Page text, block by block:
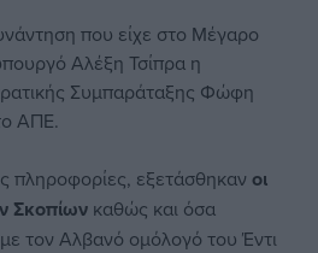
που είχε στο Μέγαρο
Αλέξη Τσίπρα η
Συμπαράταξης Φώφη
ΑΠΕ.
πληροφορίες, εξετάσθηκαν οι
Σκοπίων καθώς και όσα
τον Αλβανό ομόλογό του Έντι